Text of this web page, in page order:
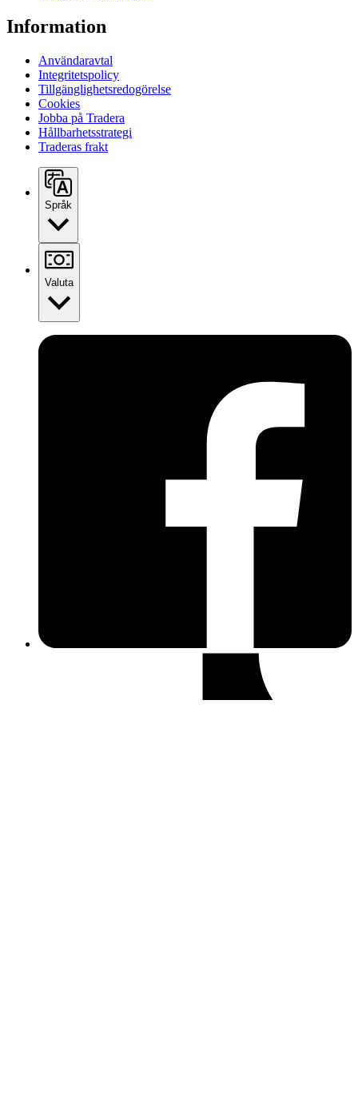
Information
Användaravtal
Integritetspolicy
Tillgänglighetsredogörelse
Cookies
Jobba på Tradera
Hållbarhetsstrategi
Traderas frakt
Språk
Valuta